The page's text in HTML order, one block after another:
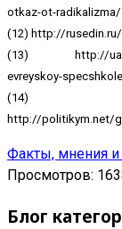
otkaz-ot-radikalizma/
(12) http://
(13) http://
evreyskoy-
(14)
http://politikym.net/
Факты, мнения и
Просмотров:
Блог